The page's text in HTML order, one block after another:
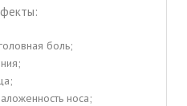
боль;
носа;